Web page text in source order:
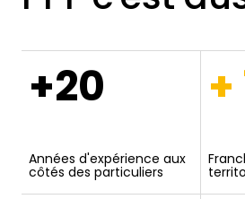
+20
Années d'expérience aux
côtés des particuliers